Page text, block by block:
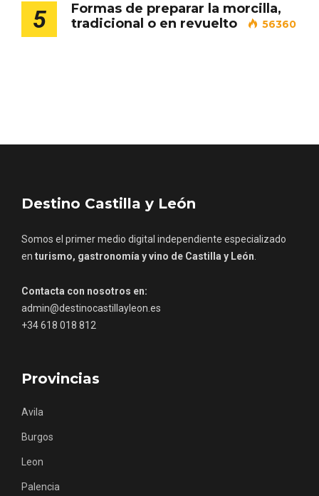
5
Formas de preparar la morcilla,
tradicional o en revuelto
56360
Destino Castilla y León
Somos el primer medio digital independiente especializado
en turismo, gastronomía y vino de Castilla y León.
Contacta con nosotros en:
admin@destinocastillayleon.es
+34 618 018 812
Provincias
Avila
Burgos
Leon
Palencia
Los Pueblos más bonitos de España, en
Castilla y León